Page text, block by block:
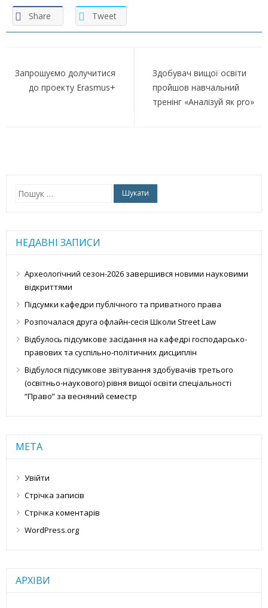
Share
Tweet
записів
Запрошуємо долучитися
до проекту Erasmus+
Здобувач вищої освіти
пройшов навчальний
тренінг «Аналізуй як pro»
Пошук:
НЕДАВНІ ЗАПИСИ
Археологічний сезон-2026 завершився новими науковими
відкриттями
Підсумки кафедри публічного та приватного права
Розпочалася друга офлайн-сесія Школи Street Law
Відбулось підсумкове засідання на кафедрі господарсько-
правових та суспільно-політичних дисциплін
Відбулося підсумкове звітування здобувачів третього
(освітньо-наукового) рівня вищої освіти спеціальності
“Право” за весняний семестр
МЕТА
Увійти
Стрічка записів
Стрічка коментарів
WordPress.org
АРХІВИ